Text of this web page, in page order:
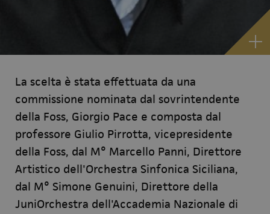
La scelta è stata effettuata da una
commissione nominata dal sovrintendente
della Foss, Giorgio Pace e composta dal
professore Giulio Pirrotta, vicepresidente
della Foss, dal M° Marcello Panni, Direttore
Artistico dell'Orchestra Sinfonica Siciliana,
dal M° Simone Genuini, Direttore della
JuniOrchestra dell'Accademia Nazionale di